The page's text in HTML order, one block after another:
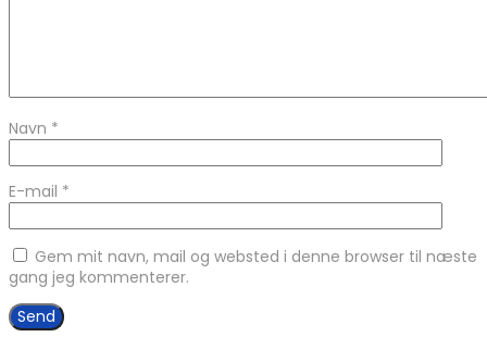
Navn *
E-mail *
Gem mit navn, mail og websted i denne browser til næste
gang jeg kommenterer.